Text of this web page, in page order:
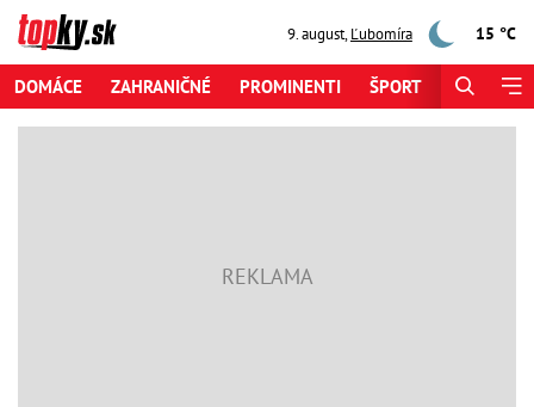
9. august,Ľubomíra 15 °C
DOMÁCE ZAHRANIČNÉ PROMINENTI ŠPORT